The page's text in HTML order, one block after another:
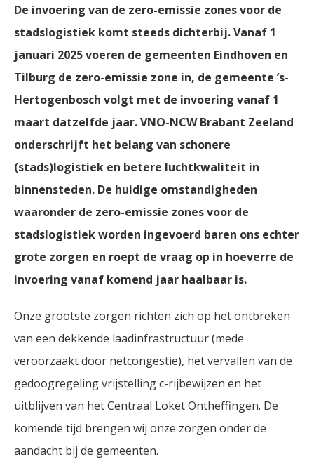
De invoering van de zero-emissie zones voor de
stadslogistiek komt steeds dichterbij. Vanaf 1
januari 2025 voeren de gemeenten Eindhoven en
Tilburg de zero-emissie zone in, de gemeente ’s-
Hertogenbosch volgt met de invoering vanaf 1
maart datzelfde jaar. VNO-NCW Brabant Zeeland
onderschrijft het belang van schonere
(stads)logistiek en betere luchtkwaliteit in
binnensteden. De huidige omstandigheden
waaronder de zero-emissie zones voor de
stadslogistiek worden ingevoerd baren ons echter
grote zorgen en roept de vraag op in hoeverre de
invoering vanaf komend jaar haalbaar is.
Onze grootste zorgen richten zich op het ontbreken
van een dekkende laadinfrastructuur (mede
veroorzaakt door netcongestie), het vervallen van de
gedoogregeling vrijstelling c-rijbewijzen en het
uitblijven van het Centraal Loket Ontheffingen. De
komende tijd brengen wij onze zorgen onder de
aandacht bij de gemeenten.